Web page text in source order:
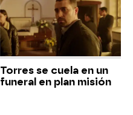
Torres se cuela en un
funeral en plan misión